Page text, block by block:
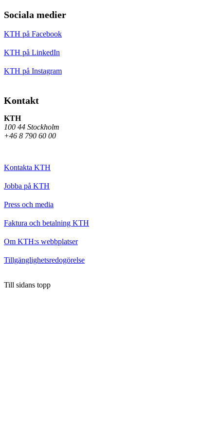
Sociala medier
KTH på Facebook
KTH på LinkedIn
KTH på Instagram
Kontakt
KTH
100 44 Stockholm
+46 8 790 60 00
Kontakta KTH
Jobba på KTH
Press och media
Faktura och betalning KTH
Om KTH:s webbplatser
Tillgänglighetsredogörelse
Till sidans topp